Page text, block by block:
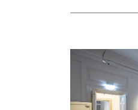
czytaj więcej o